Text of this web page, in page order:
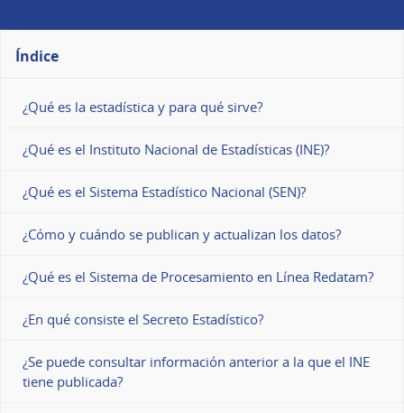
Índice
¿Qué es la estadística y para qué sirve?
¿Qué es el Instituto Nacional de Estadísticas (INE)?
¿Qué es el Sistema Estadístico Nacional (SEN)?
¿Cómo y cuándo se publican y actualizan los datos?
¿Qué es el Sistema de Procesamiento en Línea Redatam?
¿En qué consiste el Secreto Estadístico?
¿Se puede consultar información anterior a la que el INE
tiene publicada?